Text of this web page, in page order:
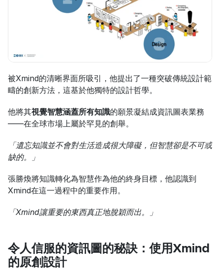
被Xmind的清晰界面所吸引，他提出了一種突破傳統設計範
疇的創新方法，這基於他獨特的設計哲學。
他將其視覺智慧涵蓋所有知識的願景凝結成資訊圖表業務
——在全球市場上屬於罕見的創舉。
「遺忘知識並不會對生活造成很大障礙，但智慧卻是不可或
缺的。」
張勝煥將知識轉化為智慧作為他的終身目標，他認識到
Xmind在這一過程中的重要作用。
「Xmind讓重要的東西真正地脫穎而出。」
令人信服的資訊圖的秘訣：使用Xmind
的原創設計